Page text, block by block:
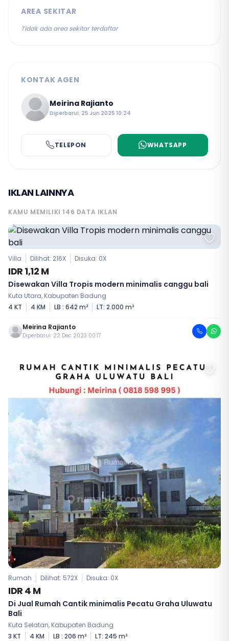
AREA SEKITAR
Tidak ada area sekitar terdaftar
KONTAK AGEN
Meirina Rajianto
Diperbarui: 25 Jun 2025 10:24
TELEPON WHATSAPP
IKLAN LAINNYA
KAMU MEMILIKI 146 DATA IKLAN
Villa Dilihat: 216X Disuka: 0X
IDR 1,12 M
Disewakan Villa Tropis modern minimalis canggu bali
Kuta Utara, Kabupaten Badung
4 KT
4 KM LB : 642 m² LT: 2.000 m²
Meirina Rajianto
Diperbarui: 22 Dec 2023 00:17
Rumah Dilihat: 572X Disuka: 0X
IDR 4 M
Di Jual Rumah Cantik minimalis Pecatu Graha Uluwatu
Bali
Kuta Selatan, Kabupaten Badung
3 KT
4 KM LB : 206 m² LT: 245 m²